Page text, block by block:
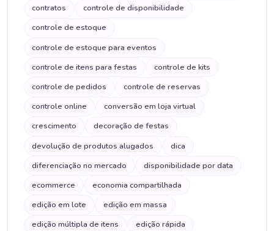
contratos
controle de disponibilidade
controle de estoque
controle de estoque para eventos
controle de itens para festas
controle de kits
controle de pedidos
controle de reservas
controle online
conversão em loja virtual
crescimento
decoração de festas
devolução de produtos alugados
dica
diferenciação no mercado
disponibilidade por data
ecommerce
economia compartilhada
edição em lote
edição em massa
edição múltipla de itens
edição rápida